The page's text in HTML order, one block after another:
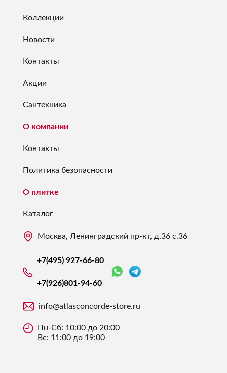
Коллекции
Новости
Контакты
Акции
Сантехника
О компании
Контакты
Политика безопасности
О плитке
Каталог
Москва, Ленинградский пр-кт, д.36 с.36
+7(495) 927-66-80
+7(926)801-94-60
info@atlasconcorde-store.ru
Пн-Сб: 10:00 до 20:00
Вс: 11:00 до 19:00